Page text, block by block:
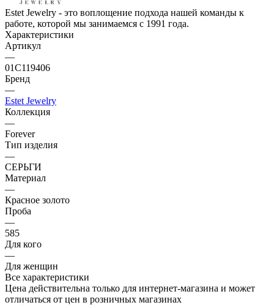
Estet Jewelry - это воплощение подхода нашей команды к
работе, которой мы занимаемся с 1991 года.
Характеристики
Артикул
—
01С119406
Бренд
—
Estet Jewelry
Коллекция
—
Forever
Тип изделия
—
СЕРЬГИ
Материал
—
Красное золото
Проба
—
585
Для кого
—
Для женщин
Все характеристики
Цена действительна только для интернет-магазина и может
отличаться от цен в розничных магазинах